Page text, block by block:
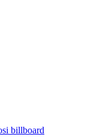
billboard